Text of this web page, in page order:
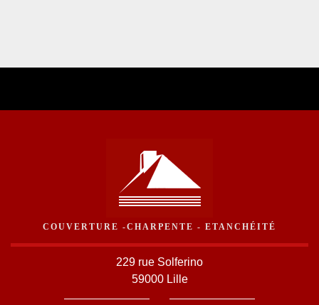
COUVERTURE -CHARPENTE - ETANCHÉITÉ
229 rue Solferino
59000 Lille